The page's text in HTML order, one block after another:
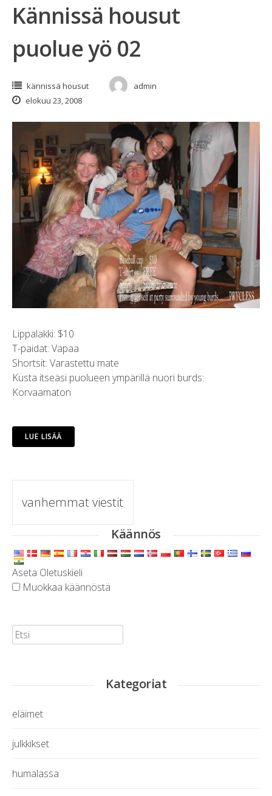
Kännissä housut
puolue yö 02
kännissä housut
admin
elokuu 23, 2008
Lippalakki: $10
T-paidat: Vapaa
Shortsit: Varastettu mate
Kusta itseäsi puolueen ympärillä nuori burds:
Korvaamaton
LUE LISÄÄ
Viestit
navigointi
vanhemmat viestit
Käännös
Aseta Oletuskieli
Muokkaa käännöstä
Etsi:
Kategoriat
eläimet
julkkikset
humalassa